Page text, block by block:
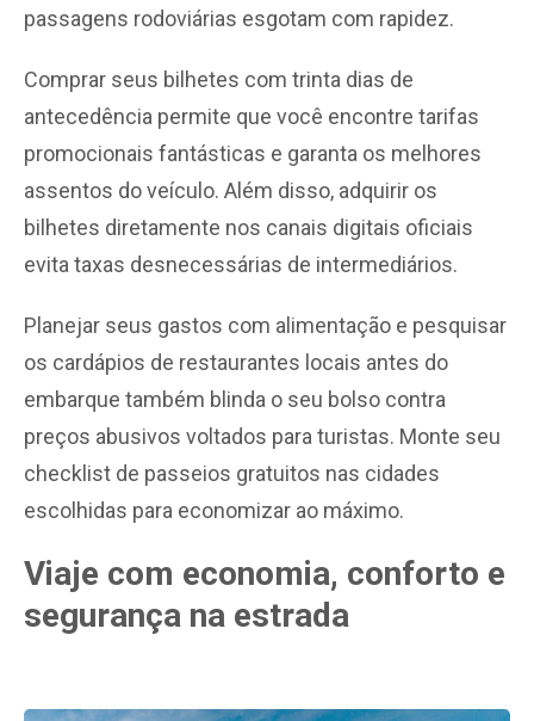
passagens rodoviárias esgotam com rapidez.
Comprar seus bilhetes com trinta dias de
antecedência permite que você encontre tarifas
promocionais fantásticas e garanta os melhores
assentos do veículo. Além disso, adquirir os
bilhetes diretamente nos canais digitais oficiais
evita taxas desnecessárias de intermediários.
Planejar seus gastos com alimentação e pesquisar
os cardápios de restaurantes locais antes do
embarque também blinda o seu bolso contra
preços abusivos voltados para turistas. Monte seu
checklist de passeios gratuitos nas cidades
escolhidas para economizar ao máximo.
Viaje com economia, conforto e
segurança na estrada